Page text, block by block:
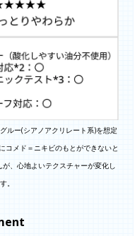
ルー(シアノアクリレート系)を想定
コメド＝ニキビのもとができないと
、心地よいテクスチャーが変化し
。